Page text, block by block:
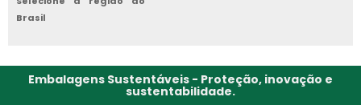
Brasil
Embalagens Sustentáveis - Proteção, inovação e
sustentabilidade.